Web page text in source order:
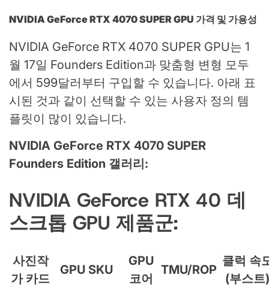
NVIDIA GeForce RTX 4070 SUPER GPU 가격 및 가용성
NVIDIA GeForce RTX 4070 SUPER GPU는 1
월 17일 Founders Edition과 맞춤형 변형 모두
에서 599달러부터 구입할 수 있습니다. 아래 표
시된 것과 같이 선택할 수 있는 사용자 정의 템
플릿이 많이 있습니다.
NVIDIA GeForce RTX 4070 SUPER
Founders Edition 갤러리:
NVIDIA GeForce RTX 40 데
스크톱 GPU 제품군:
사진작
가 카드
GPU SKU
GPU
코어
TMU/ROP
클럭 속
(부스트)